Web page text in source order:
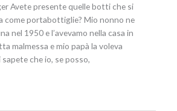
Avete presente quelle botti che si
come portabottiglie? Mio nonno ne
nel 1950 e l’avevamo nella casa in
malmessa e mio papà la voleva
che io, se posso,